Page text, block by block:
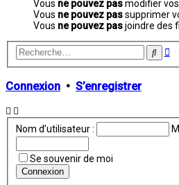
Vous ne pouvez pasmodifier
Vous ne pouvez passupprimer
Vous ne pouvez pasjoindre des
Connexion • S’enregistrer
Nom d’utilisateur :
Se souvenir de moi